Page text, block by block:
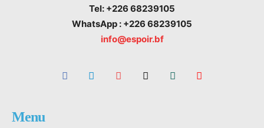
Tel: +226 68239105
WhatsApp : +226 68239105
info@espoir.bf
Menu